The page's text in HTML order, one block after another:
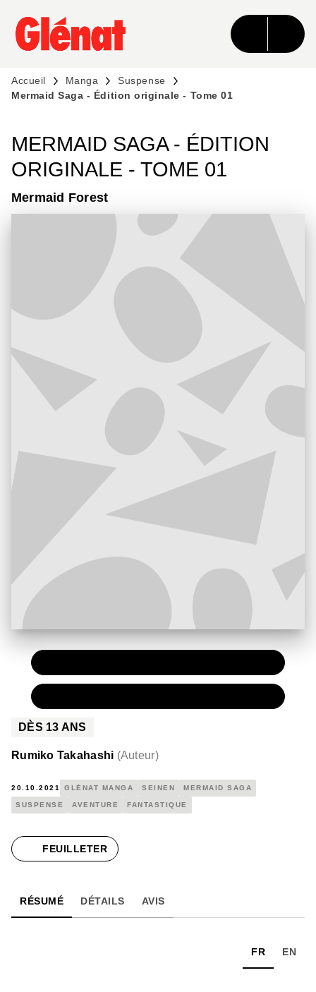
MENU RECHERCHE CONTENU
PIED DE PAGE
Accueil Manga
Suspense
Mermaid Saga - Édition originale - Tome 01
MERMAID SAGA - ÉDITION
ORIGINALE - TOME 01
Mermaid Forest
DÈS 13 ANS
Rumiko Takahashi (Auteur)
20.10.2021 GLÉNAT MANGA SEINEN MERMAID SAGA
SUSPENSE AVENTURE FANTASTIQUE
FEUILLETER
RÉSUMÉ DÉTAILS AVIS
FR EN